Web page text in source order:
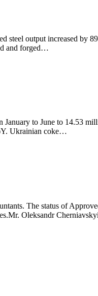
steel output increased by
and forged…
to June to 14.53
Ukrainian coke…
The status of
Oleksandr